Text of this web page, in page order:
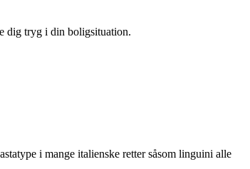
dig tryg i din boligsituation.
i mange italienske retter såsom linguini alle